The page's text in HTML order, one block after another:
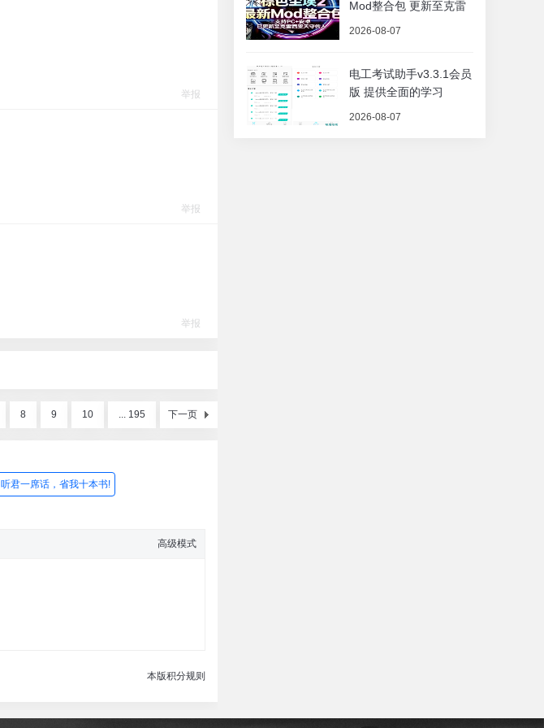
举报
举报
举报
8 9 10 ... 195 下一页
听君一席话，省我十本书!
高级模式
本版积分规则
Mod整合包 更新至克雷
2026-08-07
电工考试助手v3.3.1会员
版 提供全面的学习
2026-08-07